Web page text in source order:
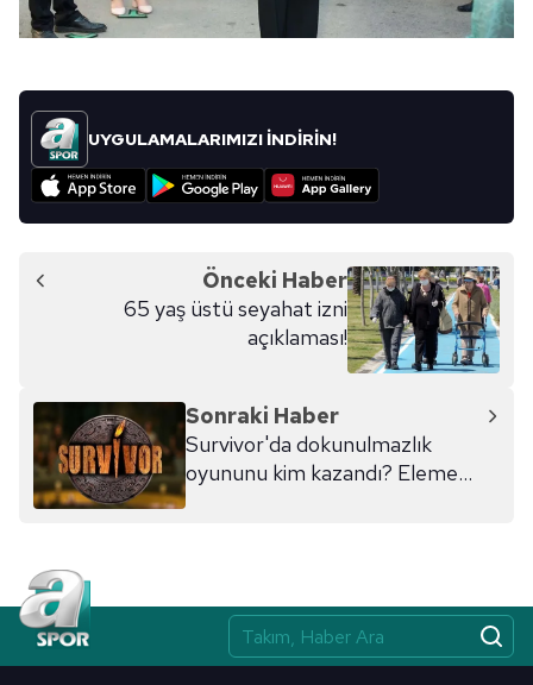
UYGULAMALARIMIZI İNDİRİN!
Önceki Haber
65 yaş üstü seyahat izni
açıklaması!
Sonraki Haber
Survivor'da dokunulmazlık
oyununu kim kazandı? Eleme